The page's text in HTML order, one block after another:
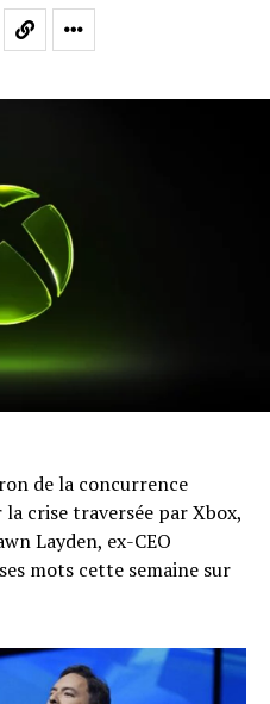
de la concurrence
crise traversée par Xbox,
Layden, ex-CEO
mots cette semaine sur